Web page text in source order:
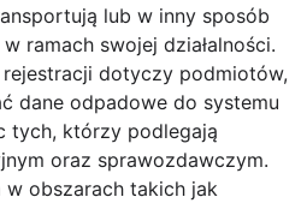
lub w inny sposób
ramach swojej działalności.
dotyczy podmiotów,
dane odpadowe do systemu
tych, którzy podlegają
oraz sprawozdawczym.
w obszarach takich jak